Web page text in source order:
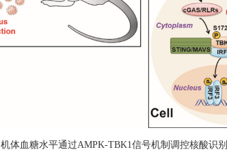
机体血糖水平通过AMPK-TBK1信号机制调控核酸识别